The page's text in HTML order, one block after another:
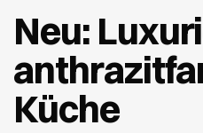
Neu:
Küche